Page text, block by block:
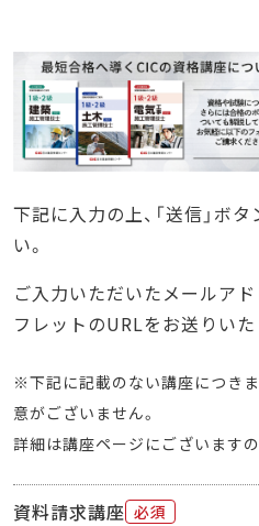
下記に入力の上、「送信」ボ
い。
ご入力いただいたメールア
フレットのURLをお送りいた
※下記に記載のない講座につき
意がございません。
詳細は講座ページにございますの
資料請求講座 必須